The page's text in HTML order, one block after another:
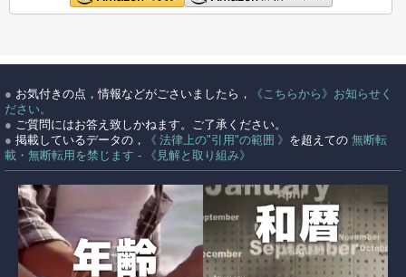
● お気付きの点，情報などがごさいましたら，
《こちらから》お知らせく
ださい。
● ご質問にはお答え致しかねます。ご了承ください。
● 掲載しているデータの， 《 法律上の"引用"の範囲 》 を超えての 無断転
載・無断転用を禁じます - 《見解と取り組み》